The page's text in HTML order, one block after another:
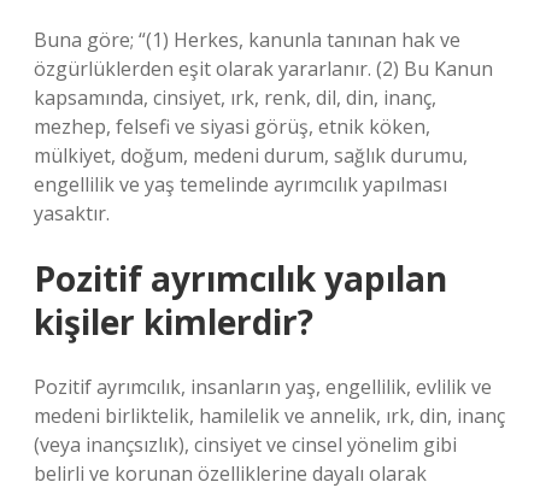
Buna göre; “(1) Herkes, kanunla tanınan hak ve
özgürlüklerden eşit olarak yararlanır. (2) Bu Kanun
kapsamında, cinsiyet, ırk, renk, dil, din, inanç,
mezhep, felsefi ve siyasi görüş, etnik köken,
mülkiyet, doğum, medeni durum, sağlık durumu,
engellilik ve yaş temelinde ayrımcılık yapılması
yasaktır.
Pozitif ayrımcılık yapılan
kişiler kimlerdir?
Pozitif ayrımcılık, insanların yaş, engellilik, evlilik ve
medeni birliktelik, hamilelik ve annelik, ırk, din, inanç
(veya inançsızlık), cinsiyet ve cinsel yönelim gibi
belirli ve korunan özelliklerine dayalı olarak